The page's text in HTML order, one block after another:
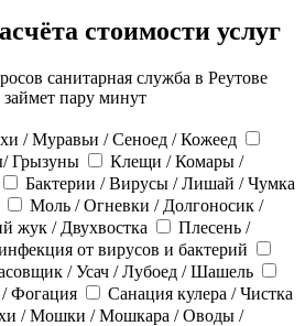
стоимости услуг
санитарная служба в Реутове
пару минут
/ Муравьи / Сеноед / Кожеед
Грызуны
Клещи / Комары /
Бактерии / Вирусы / Лишай / Чумка
Моль / Огневки / Долгоносик /
жук / Двухвостка
Плесень /
от вирусов и бактерий
/ Усач / Лубоед / Шашель
Фогация
Санация кулера / Чистка
/ Мошки / Мошкара / Оводы /